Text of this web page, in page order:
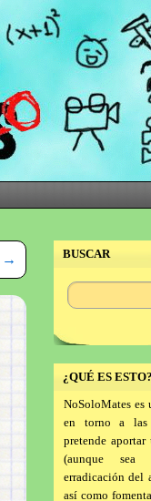
→ BUSCAR
¿QUÉ ES ESTO?
NoSoloMates
en torno a las
pretende
(aunque
erradicación del
así como